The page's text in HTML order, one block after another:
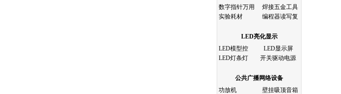
数字指针万用
焊接五金工具
实验耗材
编程器读写复
LED亮化显示
LED模型控
LED显示屏
LED灯条灯
开关驱动电源
公共广播网络设备
功放机
壁挂吸顶音箱